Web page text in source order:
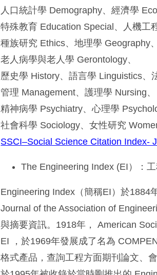
人口統計學 Demography、經濟學
特殊教育 Education Special、人機工
種族研究 Ethics、地理學 Geography、
老人病學與老人學 Gerontology、
歷史學 History、語言學 Linguistics、
管理 Management、護理學 Nursing、
精神病學 Psychiatry、心理學
社會科學 Sociology、女性研究
SSCI–Social Science Citation Index-
The Engineering Index (EI）：
Engineering Index（簡稱EI）於1884
Journal of the Association of
與摘要資訊。1918年， American
EI ，於1969年發展成了名為
格式產品，查詢工程方面期刊論文、